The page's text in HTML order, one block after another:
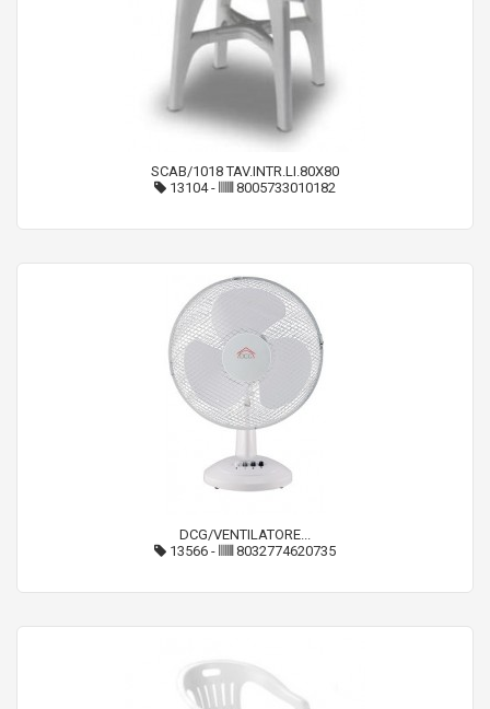
SCAB/1018 TAV.INTR.LI.80X80
13104- 8005733010182
DCG/VENTILATORE...
13566 - 8032774620735